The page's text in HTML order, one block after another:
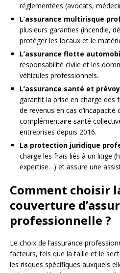
réglementées (avocats,
L’assurance multirisque
plusieurs garanties (incendie,
protéger les locaux et le
L’assurance flotte
responsabilité civile et les
véhicules professionnels.
L’assurance santé et
garantit la prise en charge des
de revenus en cas d’incapacité
complémentaire santé
entreprises depuis 2016.
La protection juridique
charge les frais liés à un litige
expertise…) et assure une
Comment choisir
couverture
professionnelle ?
Le choix de l’assurance
facteurs, tels que la taille et le
les risques spécifiques auxquels